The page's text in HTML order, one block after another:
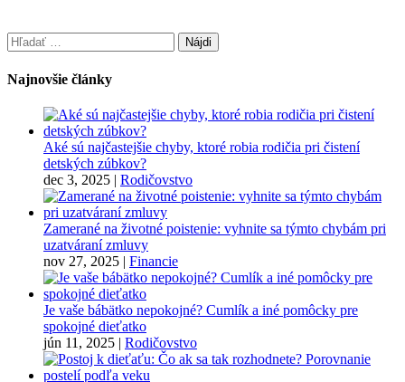
Hľadať:
Najnovšie články
Aké sú najčastejšie chyby, ktoré robia rodičia pri čistení
detských zúbkov?
dec 3, 2025 | Rodičovstvo
Zamerané na životné poistenie: vyhnite sa týmto chybám pri
uzatváraní zmluvy
nov 27, 2025 | Financie
Je vaše bábätko nepokojné? Cumlík a iné pomôcky pre
spokojné dieťatko
jún 11, 2025 | Rodičovstvo